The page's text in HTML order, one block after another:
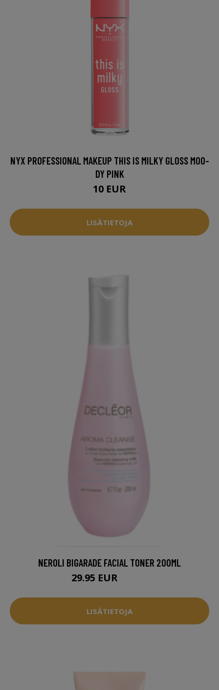
NYX PROFESSIONAL MAKEUP THIS IS MILKY GLOSS MOO-
DY PINK
10 EUR
LISÄTIETOJA
NEROLI BIGARADE FACIAL TONER 200ML
29.95 EUR
LISÄTIETOJA